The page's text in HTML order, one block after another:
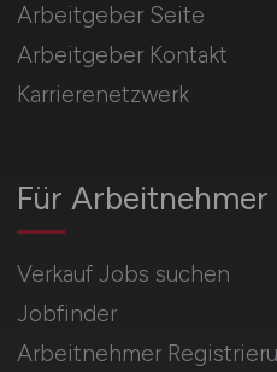
Für Arbeitnehmer
Verkauf Jobs suchen
Jobfinder
Arbeitnehmer
Arbeitgeber Seite
Arbeitgeber Kontakt
Karrierenetzwerk